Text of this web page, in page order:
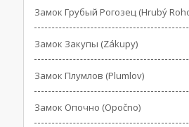
Замок Грубый Рогозец (Hrubý
Замок Закупы (Zákupy)
Замок Плумлов (Plumlov)
Замок Опочно (Opočno)